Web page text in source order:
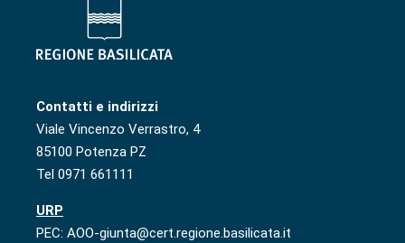
Contatti e indirizzi
Viale Vincenzo Verrastro, 4
85100 Potenza PZ
Tel 0971 661111
URP
PEC: AOO-giunta@cert.regione.basilicata.it